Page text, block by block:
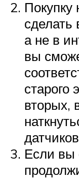
Покупку
сделать
а не в
вы
старого
вторых,
Если вы